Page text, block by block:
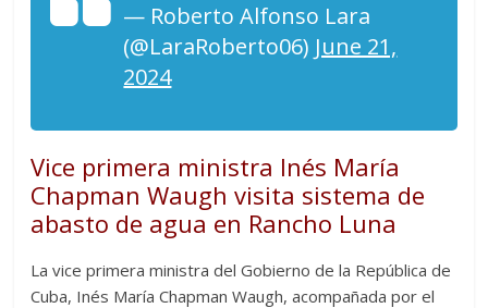
— Roberto Alfonso Lara
(@LaraRoberto06) June 21,
2024
Vice primera ministra Inés María
Chapman Waugh visita sistema de
abasto de agua en Rancho Luna
La vice primera ministra del Gobierno de la República de
Cuba, Inés María Chapman Waugh, acompañada por el